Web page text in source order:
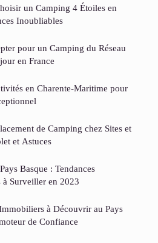
un Camping 4 Étoiles en
Inoubliables
pour un Camping du Réseau
en France
en Charente-Maritime pour
de Camping chez Sites et
et Astuces
Basque : Tendances
Surveiller en 2023
à Découvrir au Pays
de Confiance